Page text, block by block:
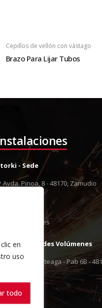
en
uso
todo
Cepillos de vellón con vástago
Brazo Para Lijar Tubos
- Sede
Avda. Pinoa, 8 - 48170, Zamudio
info@etorki.es
Grandes Volúmenes
Pol. Ind. Berreteaga - Pab 6B -